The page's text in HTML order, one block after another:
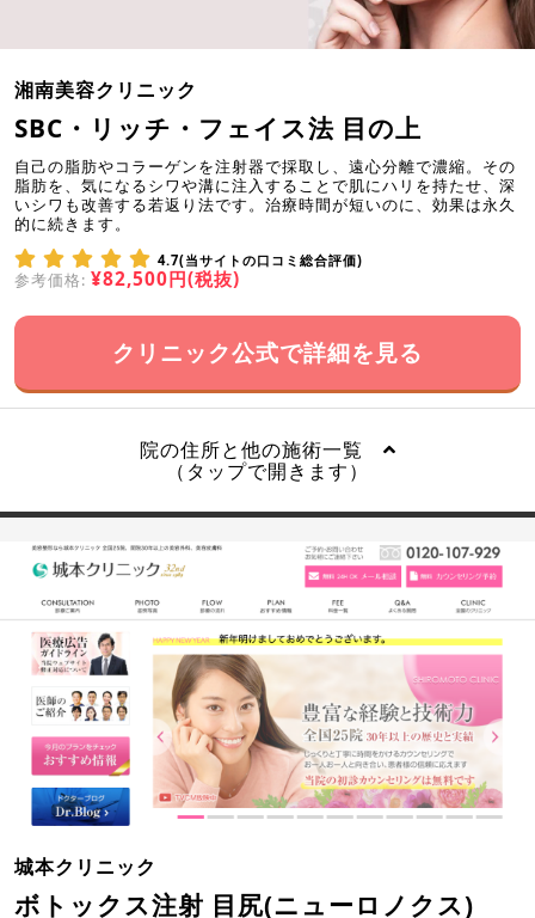
湘南美容クリニック
SBC・リッチ・フェイス法 目の上
自己の脂肪やコラーゲンを注射器で採取し、遠心分離で濃縮。その
脂肪を、気になるシワや溝に注入することで肌にハリを持たせ、深
いシワも改善する若返り法です。治療時間が短いのに、効果は永久
的に続きます。
4.7(当サイトの口コミ総合評価)
参考価格: ¥82,500円(税抜)
クリニック公式で詳細を見る
院の住所と他の施術一覧
（タップで開きます）
城本クリニック
ボトックス注射 目尻(ニューロノクス)